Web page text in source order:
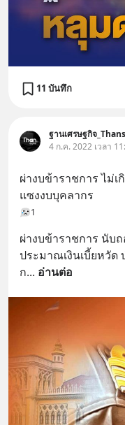
11 บันทึก
ฐานเศรษฐกิจ
4 ก.ค. 2022 เวลา
ผ่างบข้าราชการ ไม่
แซงงบบุคลากร
1
ผ่างบข้าราชการ นับ
ประมาณเงินเบี้ยหวัด
ก... อ่านต่อ